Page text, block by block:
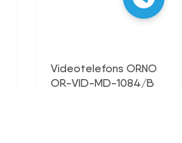
Videotelefons ORNO
OR-VID-MD-1084/B